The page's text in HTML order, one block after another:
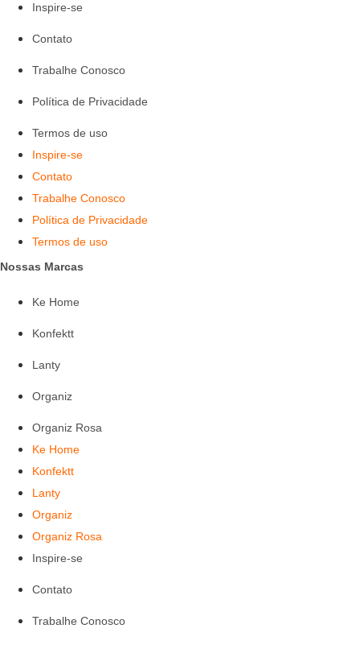
Inspire-se
Contato
Trabalhe Conosco
Política de Privacidade
Termos de uso
Inspire-se
Contato
Trabalhe Conosco
Política de Privacidade
Termos de uso
Nossas Marcas
Ke Home
Konfektt
Lanty
Organiz
Organiz Rosa
Ke Home
Konfektt
Lanty
Organiz
Organiz Rosa
Inspire-se
Contato
Trabalhe Conosco